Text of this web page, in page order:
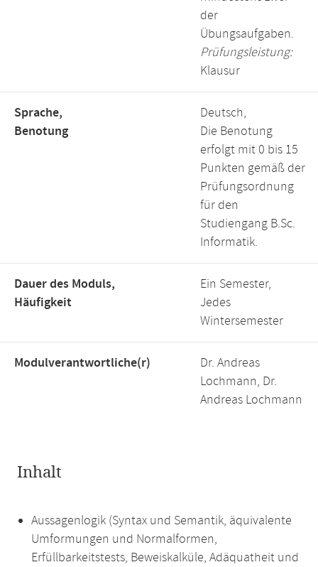
der
Übungsaufgaben.
Prüfungsleistung:
Klausur
Sprache,
Benotung
Deutsch,
Die Benotung
erfolgt mit 0 bis 15
Punkten gemäß der
Prüfungsordnung
für den
Studiengang B.Sc.
Informatik.
Dauer des Moduls,
Häufigkeit
Ein Semester,
Jedes
Wintersemester
Modulverantwortliche(r)
Dr. Andreas
Lochmann, Dr.
Andreas Lochmann
Inhalt
Aussagenlogik (Syntax und Semantik, äquivalente
Umformungen und Normalformen,
Erfüllbarkeitstests, Beweiskalküle, Adäquatheit und